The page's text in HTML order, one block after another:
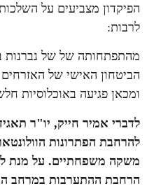
הפיקדון מצביעים על
לרבות:
מהתפתחותה של של נברנות
הביטחון האישי של
ומכאן פגיעה באוכלוסיות
לדברי אמיר חייק, יו"ר
להרחבת הפתרונות
משקה משפחתיים. על מנת
הרחבת ההתערבות במרחב